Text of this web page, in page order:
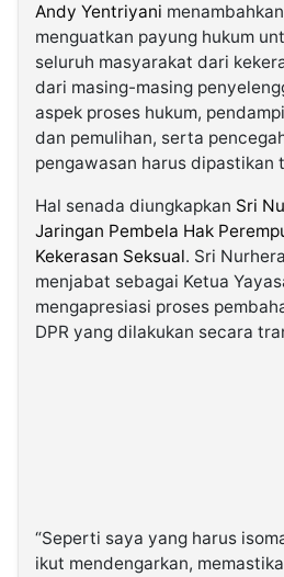
Andy Yentriyani
menguatkan payung hukum
seluruh masyarakat dari
dari masing-masing
aspek proses hukum,
dan pemulihan, serta
pengawasan harus dipastikan
Hal senada diungkapkan Sri
Jaringan Pembela Hak
Kekerasan Seksual. Sri
menjabat sebagai Ketua
mengapresiasi proses
DPR yang dilakukan secara
“Seperti saya yang harus
ikut mendengarkan,